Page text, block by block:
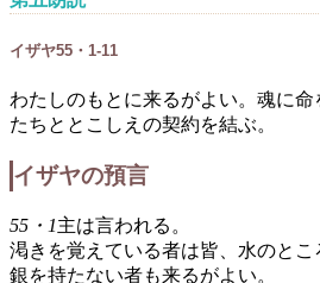
イザヤ55・1-11
わたしのもとに来るがよい。魂に
たちととこしえの契約を結ぶ。
イザヤの預言
55・1主は言われる。
渇きを覚えている者は皆、水のとこ
銀を持たない者も来るがよい。